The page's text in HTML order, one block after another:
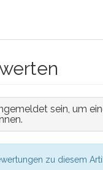
sein, um
zu diesem